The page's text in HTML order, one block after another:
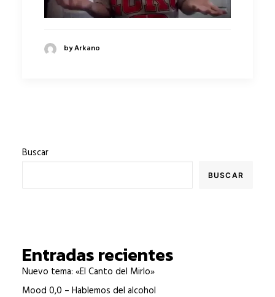
by Arkano
Buscar
BUSCAR
Entradas recientes
Nuevo tema: «El Canto del Mirlo»
Mood 0,0 – Hablemos del alcohol